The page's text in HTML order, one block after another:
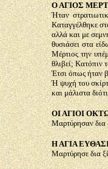
Ο ΑΓΙΟΣ
Ήταν
Καταγγέλθηκε
αλλά και με
θυσιάσει στα
Μέρτιος την
θλιβεί; Κατόπιν
Έτσι όπως ήταν
Ή ψυχή του
και μάλιστα
ΟΙ ΑΓΙΟΙ
Μαρτύρησαν δια
Η ΑΓΙΑ
Μαρτύρησε δια